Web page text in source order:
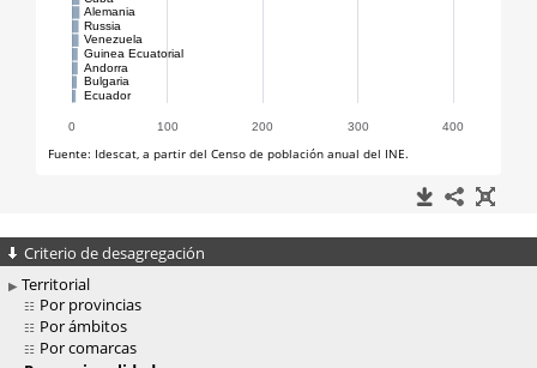
Criterio de desagregación
Territorial
Por provincias
Por ámbitos
Por comarcas